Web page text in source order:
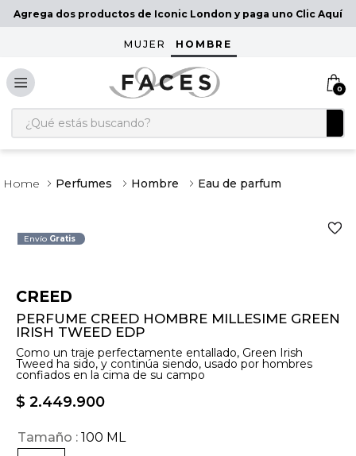
Agrega dos productos de Iconic London y paga uno Clic Aquí
MUJER HOMBRE
0
¿Qué estás buscando?
Perfumes Hombre Eau de parfum
Envío Gratis
CREED
PERFUME CREED HOMBRE MILLESIME GREEN
IRISH TWEED EDP
Como un traje perfectamente entallado, Green Irish
Tweed ha sido, y continúa siendo, usado por hombres
confiados en la cima de su campo
$ 2.449.900
Tamaño 100 ML